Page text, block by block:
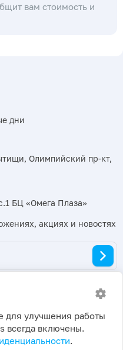
вам стоимость и
дни
Олимпийский пр-кт,
БЦ «Омега Плаза»
акциях и новостях
улучшения работы
всегда включены.
.